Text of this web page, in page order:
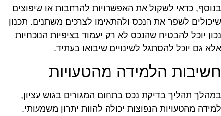
כדאי לשקול את האפשרויות להרחבות או שיפוצים
לשפר את הנכס ולהתאימו לצרכים משתנים. תכנון
יוכל להבטיח שהנכס לא רק יעמוד בציפיות הנוכחיות
גם יוכל להסתגל לשינויים שיבואו בעתיד.
הלמידה מהטעויות
תהליך בדיקת נכס בתחום המגורים בגוש עציון,
מהטעויות הנפוצות יכולה להוות יתרון משמעותי.